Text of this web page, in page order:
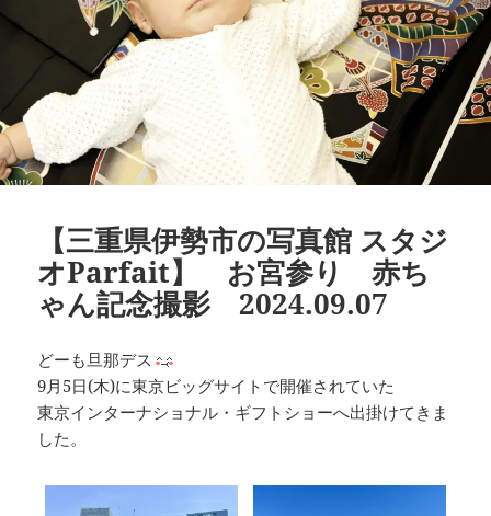
【三重県伊勢市の写真館 スタジ
オParfait】 お宮参り 赤ち
ゃん記念撮影 2024.09.07
どーも旦那デス
9月5日(木)に東京ビッグサイトで開催されていた
東京インターナショナル・ギフトショーへ出掛けてきま
した。